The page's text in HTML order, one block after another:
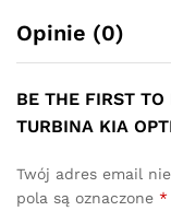
Opinie (0)
BE THE FIRST TO
TURBINA KIA
Twój adres email
pola są oznaczone *